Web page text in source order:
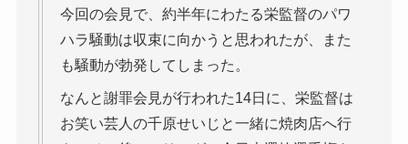
今回の会見で、約半年にわたる栄監督のパワ
ハラ騒動は収束に向かうと思われたが、また
も騒動が勃発してしまった。
なんと謝罪会見が行われた14日に、栄監督は
お笑い芸人の千原せいじと一緒に焼肉店へ行